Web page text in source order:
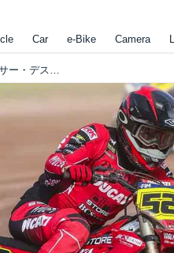
Car e-Bike Camera
[Flat Track Friday!!] ドゥカティの新型モトクロッサー・デスモ450 DTXが国際的な舞台でデビューウィンの快挙を成し遂げました！